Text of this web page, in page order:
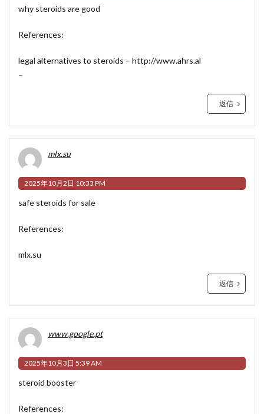
why steroids are good
References:
legal alternatives to steroids – http://www.ahrs.al
–
返信
mlx.su
2025年10月2日 10:33 PM
safe steroids for sale
References:
mlx.su
返信
www.google.pt
2025年10月3日 5:39 AM
steroid booster
References: